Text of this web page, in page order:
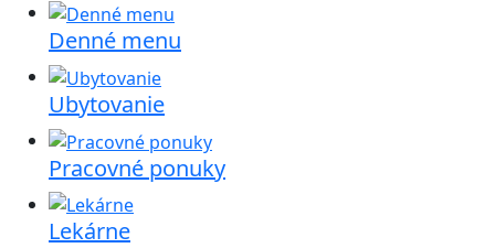
Denné menu
Ubytovanie
Pracovné ponuky
Lekárne